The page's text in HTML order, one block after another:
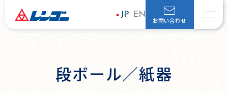
JP EN
お問い合わせ
段ボール／紙器